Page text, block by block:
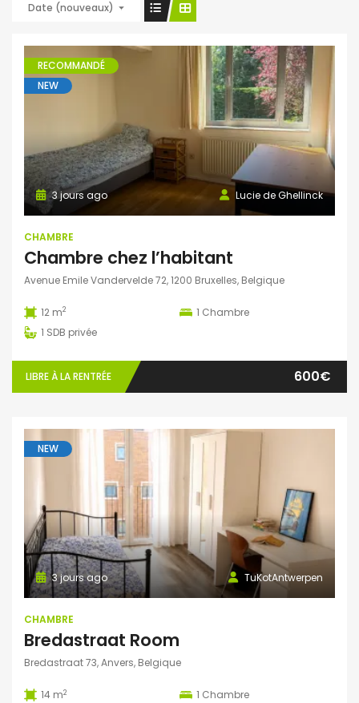
Date (nouveaux)
RECOMMANDÉ
NEW
Lucie de Ghellinck
3 jours ago
CHAMBRE
Chambre chez l’habitant
Avenue Emile Vandervelde 72, 1200 Bruxelles, Belgique
12 m2 1 Chambre
1 SDB privée
LIBRE À LA RENTRÉE 600€
NEW
TuKotAntwerpen
3 jours ago
CHAMBRE
Bredastraat Room
Bredastraat 73, Anvers, Belgique
14 m2 1 Chambre